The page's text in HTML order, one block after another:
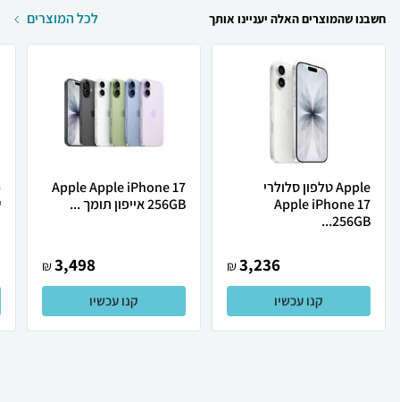
חשבנו שהמוצרים האלה יעניינו אותך לכל המוצרים
Apple טלפון סלולרי
Apple iPhone 17
256GB...
3,236
₪
קנו עכשיו
Apple Apple iPhone 17
256GB אייפון תומך ...
3,498
₪
קנו עכשיו